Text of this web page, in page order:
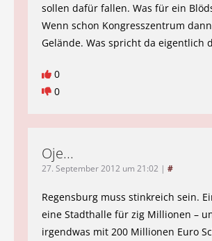
sollen dafür fallen. Was für ein
Wenn schon Kongresszentrum
Gelände. Was spricht da eigentlich
0
0
Oje...
27. September 2012 um 21:02 | #
Regensburg muss stinkreich sein.
eine Stadthalle für zig Millionen –
irgendwas mit 200 Millionen Euro